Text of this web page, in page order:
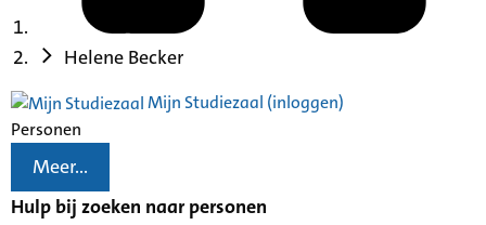
Helene Becker
Mijn Studiezaal (inloggen)
Personen
Meer...
Hulp bij zoeken naar personen